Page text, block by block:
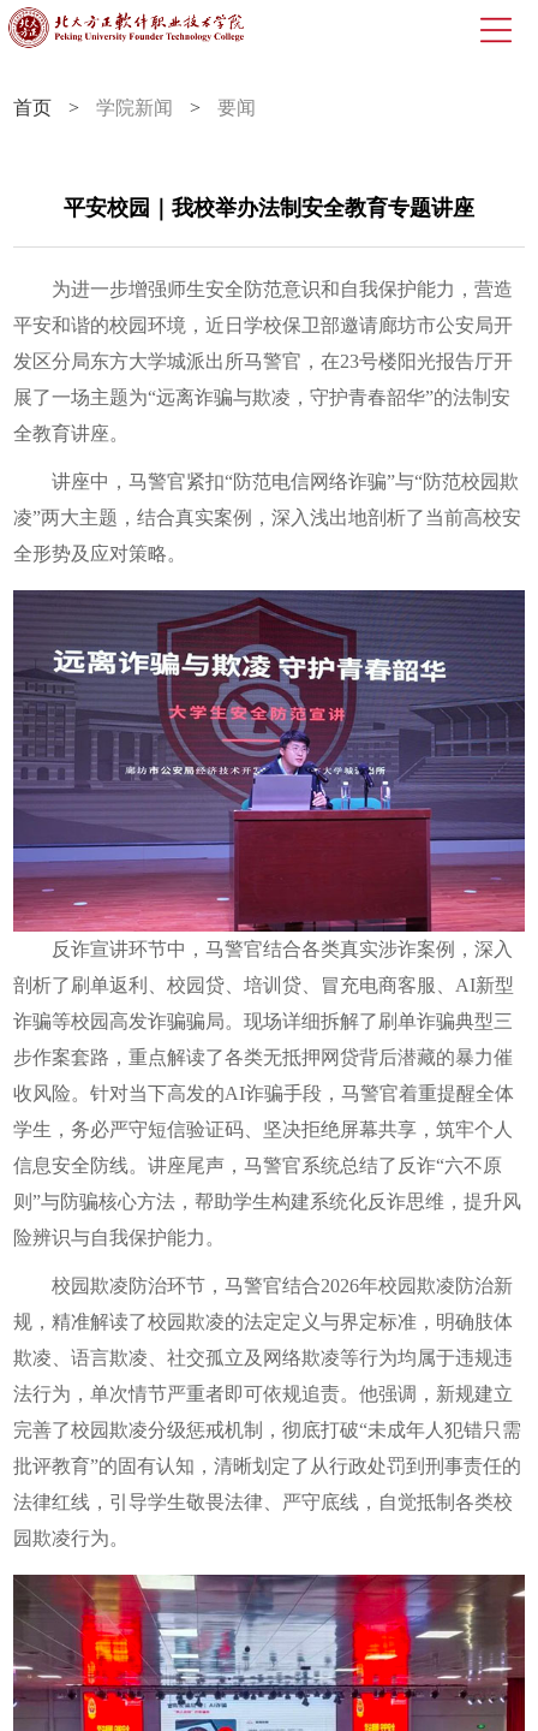
首页 > 学院新闻 > 要闻
平安校园｜我校举办法制安全教育专题讲座
为进一步增强师生安全防范意识和自我保护能力，营造
平安和谐的校园环境，近日学校保卫部邀请廊坊市公安局开
发区分局东方大学城派出所马警官，在23号楼阳光报告厅开
展了一场主题为“远离诈骗与欺凌，守护青春韶华”的法制安
全教育讲座。
讲座中，马警官紧扣“防范电信网络诈骗”与“防范校园欺
凌”两大主题，结合真实案例，深入浅出地剖析了当前高校安
全形势及应对策略。
反诈宣讲环节中，马警官结合各类真实涉诈案例，深入
剖析了刷单返利、校园贷、培训贷、冒充电商客服、AI新型
诈骗等校园高发诈骗骗局。现场详细拆解了刷单诈骗典型三
步作案套路，重点解读了各类无抵押网贷背后潜藏的暴力催
收风险。针对当下高发的AI诈骗手段，马警官着重提醒全体
学生，务必严守短信验证码、坚决拒绝屏幕共享，筑牢个人
信息安全防线。讲座尾声，马警官系统总结了反诈“六不原
则”与防骗核心方法，帮助学生构建系统化反诈思维，提升风
险辨识与自我保护能力。
校园欺凌防治环节，马警官结合2026年校园欺凌防治新
规，精准解读了校园欺凌的法定定义与界定标准，明确肢体
欺凌、语言欺凌、社交孤立及网络欺凌等行为均属于违规违
法行为，单次情节严重者即可依规追责。他强调，新规建立
完善了校园欺凌分级惩戒机制，彻底打破“未成年人犯错只需
批评教育”的固有认知，清晰划定了从行政处罚到刑事责任的
法律红线，引导学生敬畏法律、严守底线，自觉抵制各类校
园欺凌行为。